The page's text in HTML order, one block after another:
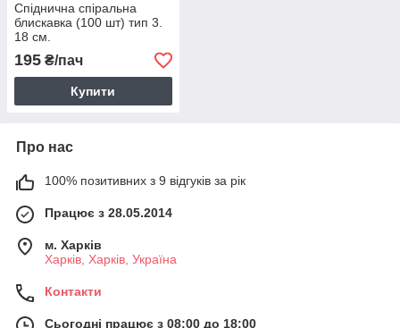
Спіднична спіральна
блискавка (100 шт) тип 3.
18 см.
195 ₴/пач
Купити
Про нас
100% позитивних з 9 відгуків за рік
Працює з 28.05.2014
м. Харків
Харків, Харків, Україна
Контакти
Сьогодні працює з 08:00 до 18:00